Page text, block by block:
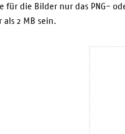
für die Bilder nur das PNG-
2 MB sein.